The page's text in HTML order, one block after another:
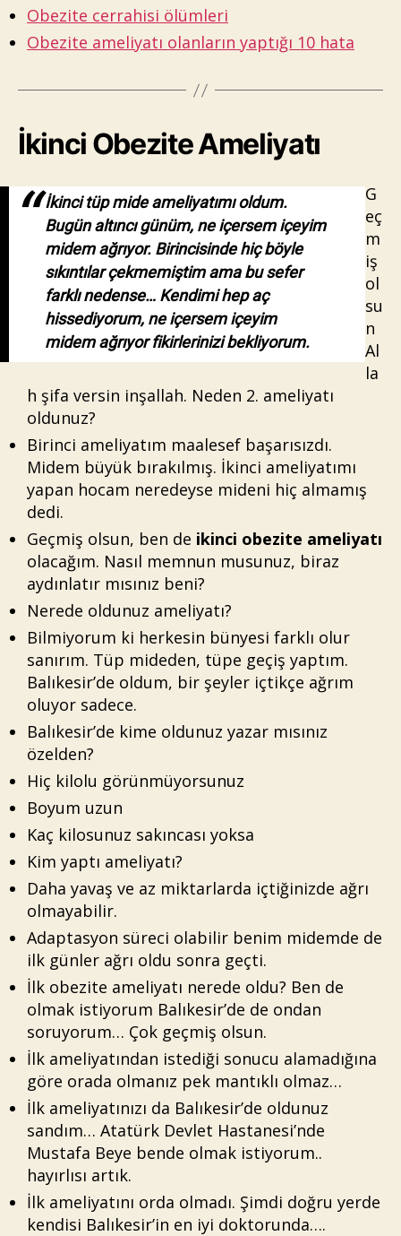
Obezite cerrahisi ölümleri
Obezite ameliyatı olanların yaptığı 10 hata
İkinci Obezite Ameliyatı
İkinci tüp mide ameliyatımı oldum.
Bugün altıncı günüm, ne içersem içeyim
midem ağrıyor. Birincisinde hiç böyle
sıkıntılar çekmemiştim ama bu sefer
farklı nedense… Kendimi hep aç
hissediyorum, ne içersem içeyim
midem ağrıyor fikirlerinizi bekliyorum.
G
eç
m
iş
ol
su
n
Al
la
h şifa versin inşallah. Neden 2. ameliyatı
oldunuz?
Birinci ameliyatım maalesef başarısızdı.
Midem büyük bırakılmış. İkinci ameliyatımı
yapan hocam neredeyse mideni hiç almamış
dedi.
Geçmiş olsun, ben de ikinci obezite ameliyatı
olacağım. Nasıl memnun musunuz, biraz
aydınlatır mısınız beni?
Nerede oldunuz ameliyatı?
Bilmiyorum ki herkesin bünyesi farklı olur
sanırım. Tüp mideden, tüpe geçiş yaptım.
Balıkesir’de oldum, bir şeyler içtikçe ağrım
oluyor sadece.
Balıkesir’de kime oldunuz yazar mısınız
özelden?
Hiç kilolu görünmüyorsunuz
Boyum uzun
Kaç kilosunuz sakıncası yoksa
Kim yaptı ameliyatı?
Daha yavaş ve az miktarlarda içtiğinizde ağrı
olmayabilir.
Adaptasyon süreci olabilir benim midemde de
ilk günler ağrı oldu sonra geçti.
İlk obezite ameliyatı nerede oldu? Ben de
olmak istiyorum Balıkesir’de de ondan
soruyorum… Çok geçmiş olsun.
İlk ameliyatından istediği sonucu alamadığına
göre orada olmanız pek mantıklı olmaz…
İlk ameliyatınızı da Balıkesir’de oldunuz
sandım… Atatürk Devlet Hastanesi’nde
Mustafa Beye bende olmak istiyorum..
hayırlısı artık.
İlk ameliyatını orda olmadı. Şimdi doğru yerde
kendisi Balıkesir’in en iyi doktorunda….